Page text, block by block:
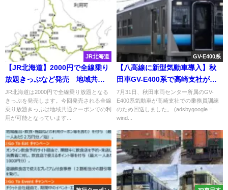
JR北海道
【JR北海道】2000円で全線乗り
放題きっぷなど発売 地域共通
クーポン使える
JR北海道は2000円で全線乗り放題となる
きっぷを発売します。今回発売される全線
乗り放題きっぷは地域共通クーポンでの利
用が可能となっています...
GV-E400系
【八高線に新型気動車導入】秋
田車GV-E400系で高崎支社が乗
務員訓練実施
7月31日、秋田車両センター所属のGV-
E400系気動車が高崎支社での乗務員訓練
のため回送しました。 (adsbygoogle =
wind...